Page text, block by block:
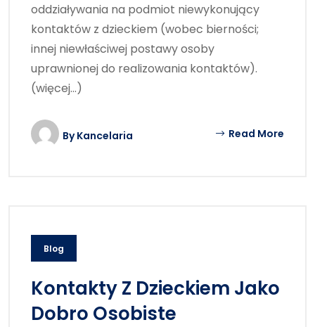
oddziaływania na podmiot niewykonujący
kontaktów z dzieckiem (wobec bierności;
innej niewłaściwej postawy osoby
uprawnionej do realizowania kontaktów).
(więcej…)
ByKancelaria Read More
Blog
Kontakty Z Dzieckiem Jako
Dobro Osobiste